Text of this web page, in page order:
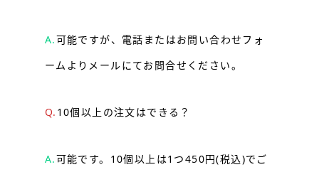
A.可能ですが、電話またはお問い合わせフォ
ーム よりメールにてお問合せください。
Q. 10個以上の注文はできる？
A.可能です。10個以上は1つ450円(税込)でご